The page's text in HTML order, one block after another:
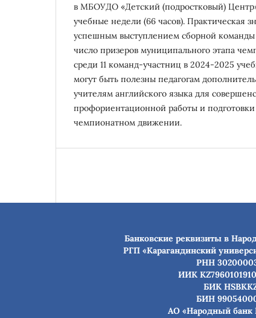
в МБОУДО «Детский (подростковый)
учебные недели (66 часов). Практическая
успешным выступлением сборной команды
число призеров муниципального этапа
среди 11 команд-участниц в 2024-2025
могут быть полезны педагогам
учителям английского языка для
профориентационной работы и
чемпионатном движении.
Банковские реквизиты в
РГП «Карагандинский
РНН
ИИК
БИК
БИН
АО «Народный банк